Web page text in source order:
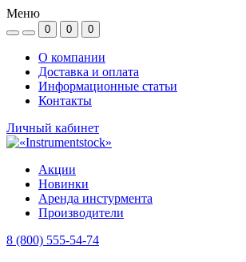
Меню
0 0 0
О компании
Доставка и оплата
Информационные статьи
Контакты
Личный кабинет
Акции
Новинки
Аренда инстурмента
Производители
8 (800) 555-54-74